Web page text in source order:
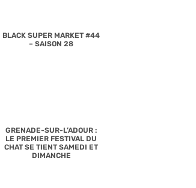
BLACK SUPER MARKET #44
– SAISON 28
GRENADE-SUR-L’ADOUR :
LE PREMIER FESTIVAL DU
CHAT SE TIENT SAMEDI ET
DIMANCHE